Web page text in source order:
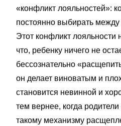
«конфликт лояльностей»:
постоянно выбирать
Этот конфликт лояльности
что, ребенку ничего не
бессознательно
он делает виноватым и
становится невинной и
тем вернее, когда
такому механизму